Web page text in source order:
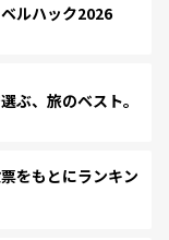
ルハック2026
、旅のベスト。
をもとにランキン